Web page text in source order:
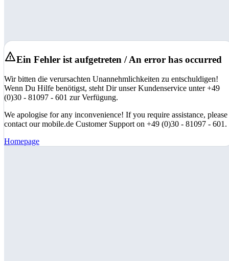
Ein Fehler ist aufgetreten / An error has occurred
Wir bitten die verursachten Unannehmlichkeiten zu entschuldigen!
Wenn Du Hilfe benötigst, steht Dir unser Kundenservice unter +49
(0)30 - 81097 - 601 zur Verfügung.
We apologise for any inconvenience! If you require assistance, please
contact our mobile.de Customer Support on +49 (0)30 - 81097 - 601.
Homepage